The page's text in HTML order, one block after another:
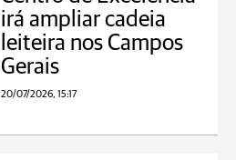
irá ampliar cadeia
leiteira nos Campos
Gerais
20/07/2026, 15:17